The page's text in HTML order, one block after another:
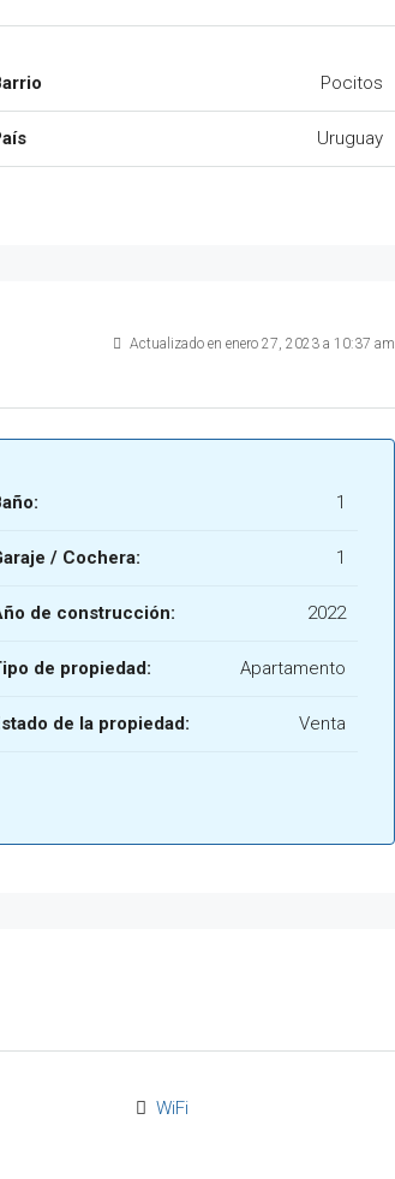
Pocitos
Uruguay
Actualizado en enero 27, 2023 a 10:37 am
1
/ Cochera: 1
de construcción: 2022
de propiedad: Apartamento
de la propiedad: Venta
WiFi